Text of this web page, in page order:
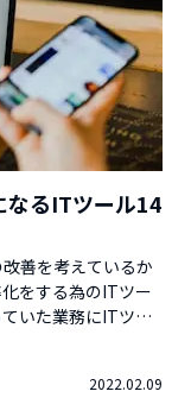
なるITツール14
善を考えているか
をする為のITツー
いた業務にITツー
タッフの負担の軽
店舗マネジメント
。※この記事を書い
2022.02.09